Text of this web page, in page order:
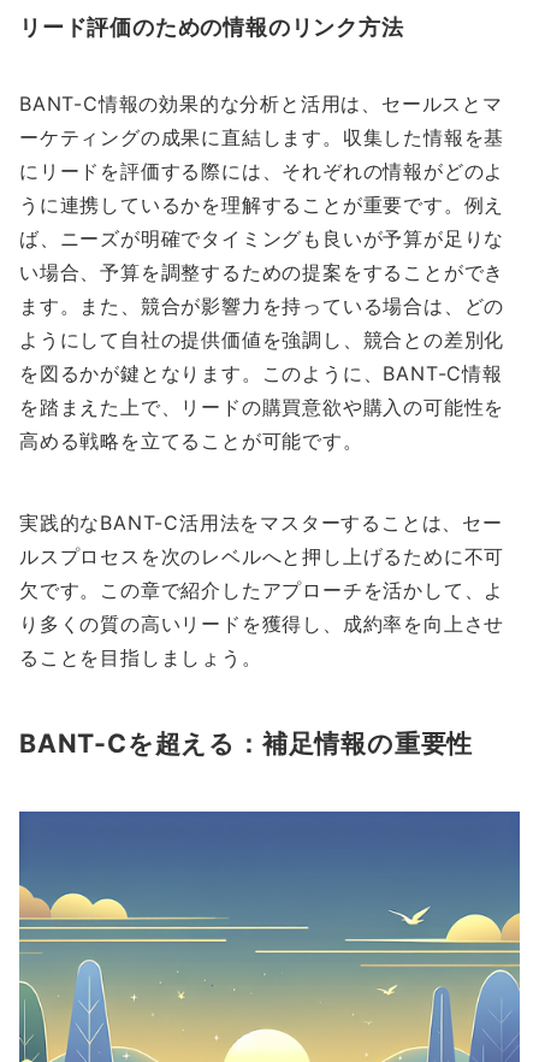
リード評価のための情報のリンク方法
BANT-C情報の効果的な分析と活用は、セールスとマ
ーケティングの成果に直結します。収集した情報を基
にリードを評価する際には、それぞれの情報がどのよ
うに連携しているかを理解することが重要です。例え
ば、ニーズが明確でタイミングも良いが予算が足りな
い場合、予算を調整するための提案をすることができ
ます。また、競合が影響力を持っている場合は、どの
ようにして自社の提供価値を強調し、競合との差別化
を図るかが鍵となります。このように、BANT-C情報
を踏まえた上で、リードの購買意欲や購入の可能性を
高める戦略を立てることが可能です。
実践的なBANT-C活用法をマスターすることは、セー
ルスプロセスを次のレベルへと押し上げるために不可
欠です。この章で紹介したアプローチを活かして、よ
り多くの質の高いリードを獲得し、成約率を向上させ
ることを目指しましょう。
BANT-Cを超える：補足情報の重要性